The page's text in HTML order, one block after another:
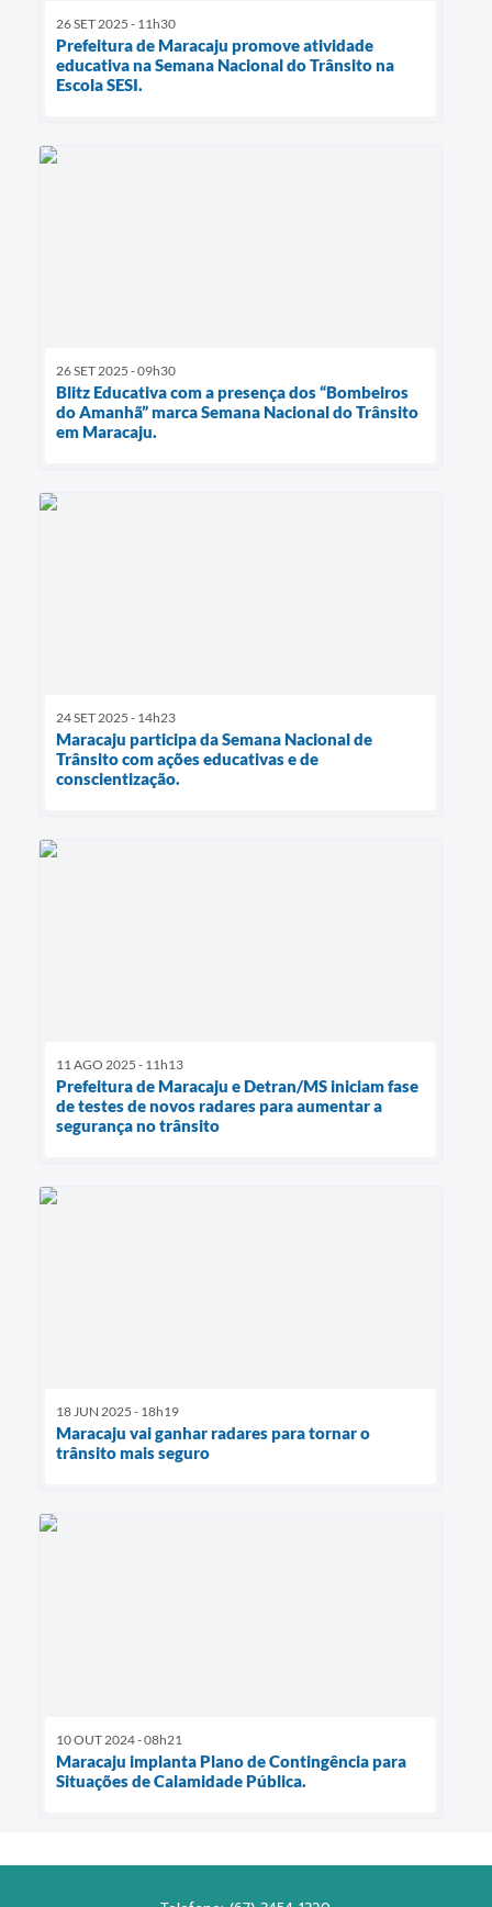
26 SET 2025 - 11h30
Prefeitura de Maracaju promove atividade
educativa na Semana Nacional do Trânsito na
Escola SESI.
26 SET 2025 - 09h30
Blitz Educativa com a presença dos “Bombeiros
do Amanhã” marca Semana Nacional do Trânsito
em Maracaju.
24 SET 2025 - 14h23
Maracaju participa da Semana Nacional de
Trânsito com ações educativas e de
conscientização.
11 AGO 2025 - 11h13
Prefeitura de Maracaju e Detran/MS iniciam fase
de testes de novos radares para aumentar a
segurança no trânsito
18 JUN 2025 - 18h19
Maracaju vai ganhar radares para tornar o
trânsito mais seguro
10 OUT 2024 - 08h21
Maracaju implanta Plano de Contingência para
Situações de Calamidade Pública.